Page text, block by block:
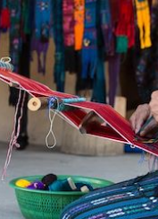
foisonnantes des
des villages vous
l’ambiance de
, à la rencontre de
combiner avec des
Belize, Honduras ou
et les vestiges